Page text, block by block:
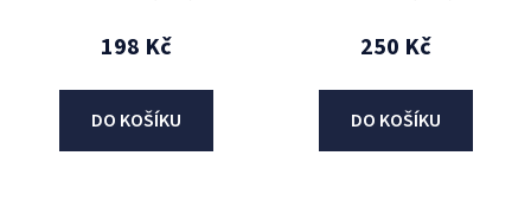
198 Kč
DO KOŠÍKU
250 Kč
DO KOŠÍKU